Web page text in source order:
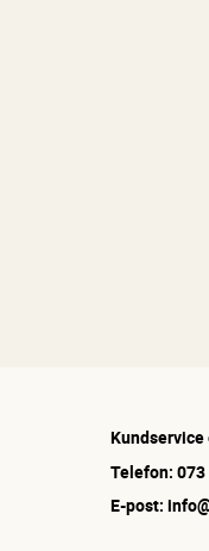
Telefon: 073
E-post: